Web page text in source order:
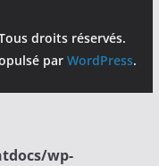
droits réservés.
parWordPress.
wp-